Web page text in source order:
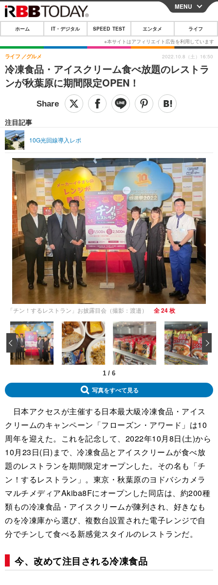
CLOSE
ホーム
IT・デジタル
IT・デジタルTOP スマートフォン
ショッピング その他
SPEED TEST
エンタメTOP 映画・ドラマ
グラビア ブログ
ショッピング その他
ライフTOP
その他
リリース一覧
プッシュ通知の停止方法
MENU
ホーム IT・デジタル SPEED TEST エンタメ ライフ
冷凍食品・アイスクリーム食べ放題のレストラ
ンが秋葉原に期間限定OPEN！
ライフ グルメ
注目記事
10G光回線導入レポ
2022.10.8（土）16:50
「チン！するレストラン」お披露目会（撮影：渡邉） 全 24 枚
1 / 6
‹
写真をすべて見る
日本アクセスが主催する日本最大級冷凍食品・アイス
クリームのキャンペーン「フローズン・アワード」は10
周年を迎えた。これを記念して、2022年10月8日(土)から
10月23日(日)まで、冷凍食品とアイスクリームが食べ放
題のレストランを期間限定オープンした。その名も「チ
ン！するレストラン」。東京・秋葉原のヨドバシカメラ
マルチメディアAkiba8Fにオープンした同店は、約200種
類もの冷凍食品・アイスクリームが陳列され、好きなも
のを冷凍庫から選び、複数台設置された電子レンジで自
分でチンして食べる新感覚スタイルのレストランだ。
今、改めて注目される冷凍食品